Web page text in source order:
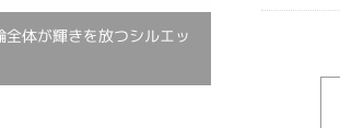
体が輝きを放つシルエッ